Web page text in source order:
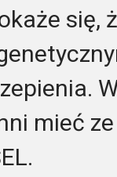
się,
mieć